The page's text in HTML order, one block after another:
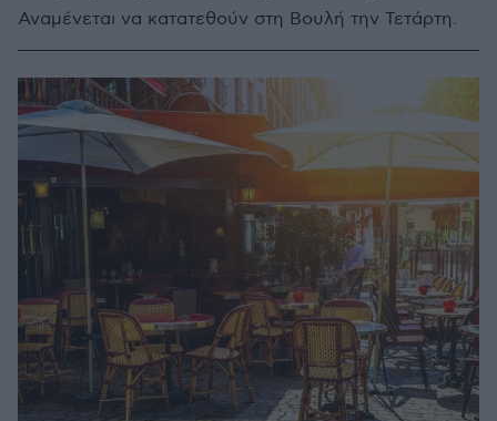
Αναμένεται να κατατεθούν στη Βουλή την Τετάρτη.